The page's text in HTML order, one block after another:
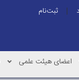
|
ثبت‌نام
اعضای هیئت علمی